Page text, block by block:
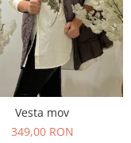
Vesta mov
349,00 RON